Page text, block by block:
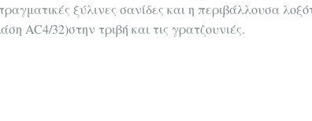
ξύλινες σανίδες και η περιβάλλουσα
AC4/32)στην τριβή και τις γρατζουνιές.